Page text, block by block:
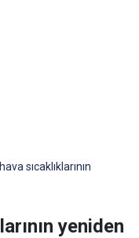
sıcaklıklarının
yeniden